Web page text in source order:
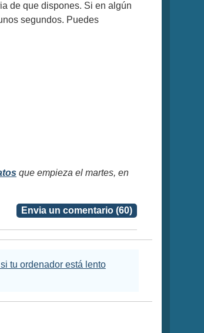
de que dispones. Si en algún
segundos. Puedes
que empieza el martes, en
Envia un comentario (60)
tu ordenador está lento